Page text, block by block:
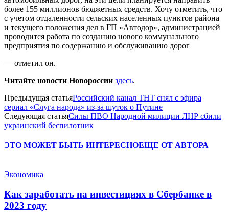
более 155 миллионов бюджетных средств. Хочу отметить, что
с учетом отдаленности сельских населенных пунктов района
и текущего положения дел в ГП «Автодор», администрацией
проводится работа по созданию нового коммунального
предприятия по содержанию и обслуживанию дорог
— отметил он.
Читайте новости Новороссии здесь.
Предыдущая статьяРоссийский канал ТНТ снял с эфира
сериал «Слуга народа» из-за шуток о Путине
Следующая статьяСилы ПВО Народной милиции ЛНР сбили
украинский беспилотник
ЭТО МОЖЕТ БЫТЬ ИНТЕРЕСНОЕЩЕ ОТ АВТОРА
Экономика
Как заработать на инвестициях в Сбербанке в
2023 году